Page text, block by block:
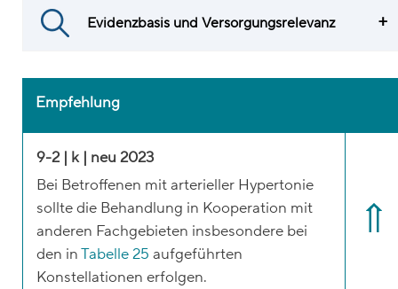
Evidenzbasis und Versorgungsrelevanz
Empfehlung
9-2 | k | neu 2023
Bei Betroffenen mit arterieller Hypertonie
sollte die Behandlung in Kooperation mit
anderen Fachgebieten insbesondere bei
den inTabelle 25 aufgeführten
Konstellationen erfolgen.